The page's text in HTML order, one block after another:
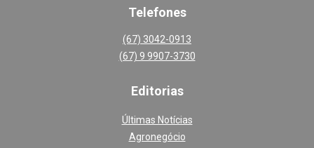
Telefones
(67) 3042-0913
(67) 9 9907-3730
Editorias
Últimas Notícias
Agronegócio